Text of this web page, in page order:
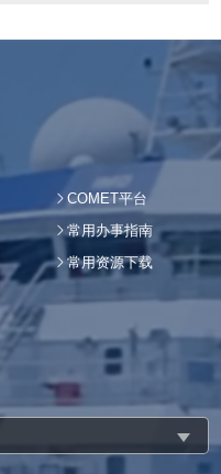
COMET平台
常用办事指南
常用资源下载